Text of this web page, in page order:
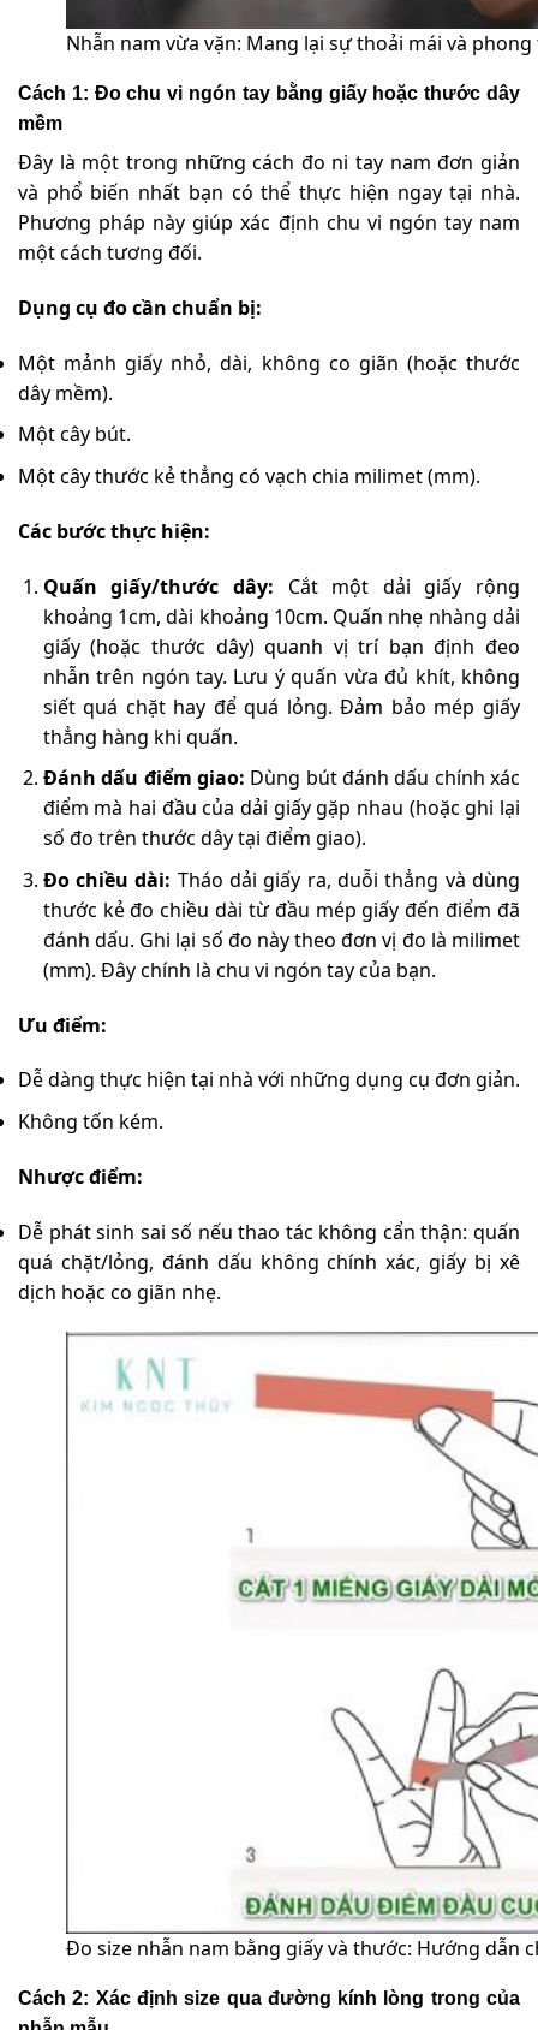
Nhẫn nam vừa vặn: Mang lại sự thoải mái và
Cách 1: Đo chu vi ngón tay bằng giấy hoặc thước dây
mềm
Đây là một trong những cách đo ni tay nam đơn giản
và phổ biến nhất bạn có thể thực hiện ngay tại nhà.
Phương pháp này giúp xác định chu vi ngón tay nam
một cách tương đối.
Dụng cụ đo cần chuẩn bị:
Một mảnh giấy nhỏ, dài, không co giãn (hoặc thước
dây mềm).
Một cây bút.
Một cây thước kẻ thẳng có vạch chia milimet (mm).
Các bước thực hiện:
Quấn giấy/thước dây: Cắt một dải giấy rộng
khoảng 1cm, dài khoảng 10cm. Quấn nhẹ nhàng dải
giấy (hoặc thước dây) quanh vị trí bạn định đeo
nhẫn trên ngón tay. Lưu ý quấn vừa đủ khít, không
siết quá chặt hay để quá lỏng. Đảm bảo mép giấy
thẳng hàng khi quấn.
Đánh dấu điểm giao: Dùng bút đánh dấu chính xác
điểm mà hai đầu của dải giấy gặp nhau (hoặc ghi lại
số đo trên thước dây tại điểm giao).
Đo chiều dài: Tháo dải giấy ra, duỗi thẳng và dùng
thước kẻ đo chiều dài từ đầu mép giấy đến điểm đã
đánh dấu. Ghi lại số đo này theo đơn vị đo là milimet
(mm). Đây chính là chu vi ngón tay của bạn.
Ưu điểm:
Dễ dàng thực hiện tại nhà với những dụng cụ đơn giản.
Không tốn kém.
Nhược điểm:
Dễ phát sinh sai số nếu thao tác không cẩn thận: quấn
quá chặt/lỏng, đánh dấu không chính xác, giấy bị xê
dịch hoặc co giãn nhẹ.
Đo size nhẫn nam bằng giấy và thước: Hướng dẫn
Cách 2: Xác định size qua đường kính lòng trong của